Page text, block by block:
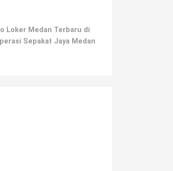
Loker Medan Terbaru di
Sepakat Jaya Medan